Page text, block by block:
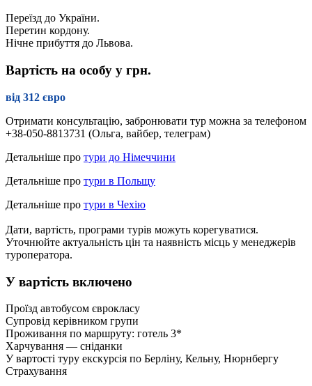
Переїзд до України.
Перетин кордону.
Нічне прибуття до Львова.
Вартість на особу у грн.
від 312 євро
Отримати консультацію, забронювати тур можна за телефоном
+38-050-8813731 (Ольга, вайбер, телеграм)
Детальніше про тури до Німеччини
Детальніше про тури в Польщу
Детальніше про тури в Чехію
Дати, вартість, програми турів можуть корегуватися.
Уточнюйте актуальність цін та наявність місць у менеджерів
туроператора.
У вартість включено
Проїзд автобусом єврокласу
Супровід керівником групи
Проживання по маршруту: готель 3*
Харчування — сніданки
У вартості туру екскурсія по Берліну, Кельну, Нюрнбергу
Страхування